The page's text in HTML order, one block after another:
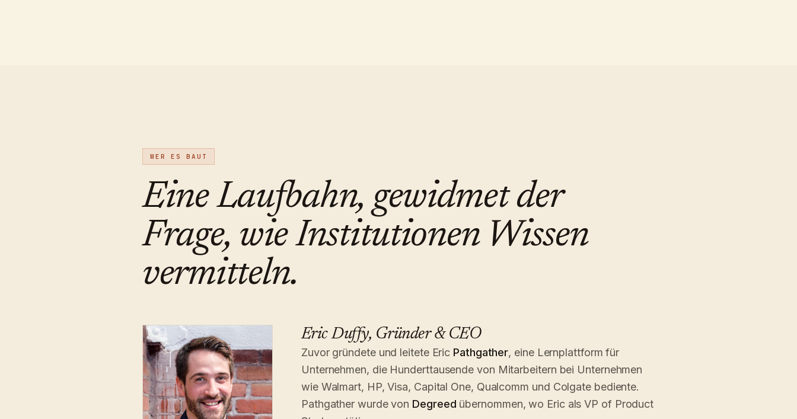
WER ES BAUT
Eine Laufbahn, gewidmet der
Frage, wie Institutionen Wissen
vermitteln.
Eric Duffy, Gründer & CEO
Zuvor gründete und leitete Eric Pathgather, eine Lernplattform für
Unternehmen, die Hunderttausende von Mitarbeitern bei Unternehmen
wie Walmart, HP, Visa, Capital One, Qualcomm und Colgate bediente.
Pathgather wurde von Degreed übernommen, wo Eric als VP of Product